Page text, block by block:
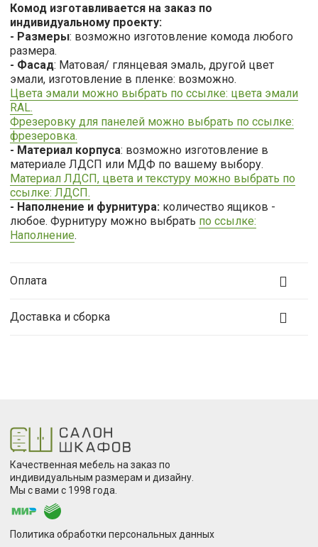
Комод изготавливается на заказ по
индивидуальному проекту:
- Размеры: возможно изготовление комода любого
размера.
- Фасад: Матовая/ глянцевая эмаль, другой цвет
эмали, изготовление в пленке: возможно.
Цвета эмали можно выбрать по ссылке: цвета эмали
RAL.
Фрезеровку для панелей можно выбрать по ссылке:
фрезеровка.
- Материал корпуса: возможно изготовление в
материале ЛДСП или МДФ по вашему выбору.
Материал ЛДСП, цвета и текстуру можно выбрать по
ссылке: ЛДСП.
- Наполнение и фурнитура: количество ящиков -
любое. Фурнитуру можно выбрать по ссылке:
Наполнение.
Оплата
Доставка и сборка
Качественная мебель на заказ по
индивидуальным размерам и дизайну.
Мы с вами с 1998 года.
Политика обработки персональных данных